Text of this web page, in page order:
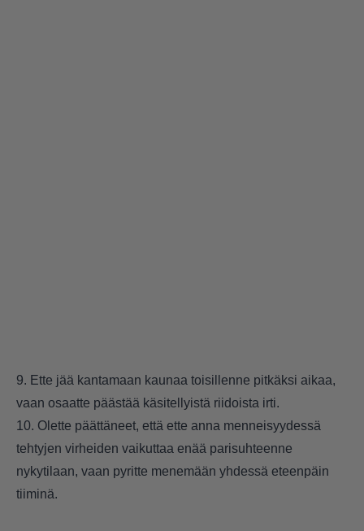
9. Ette jää kantamaan kaunaa toisillenne pitkäksi aikaa,
vaan osaatte päästää käsitellyistä riidoista irti.
10. Olette päättäneet, että ette anna menneisyydessä
tehtyjen virheiden vaikuttaa enää parisuhteenne
nykytilaan, vaan pyritte menemään yhdessä eteenpäin
tiiminä.